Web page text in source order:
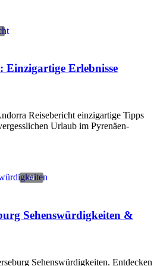
Einzigartige Erlebnisse
Reisebericht einzigartige Tipps
Urlaub im Pyrenäen-
Sehenswürdigkeiten &
Sehenswürdigkeiten. Entdecken